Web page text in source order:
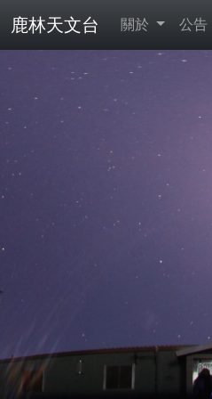
鹿林天文台 關於 公告